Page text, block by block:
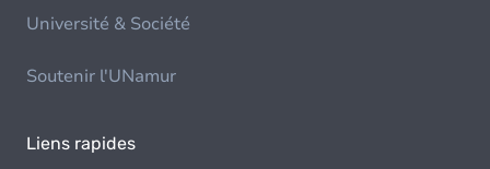
Université & Société
Soutenir l'UNamur
Liens rapides